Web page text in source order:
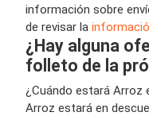
información sobre
de revisar la
¿Hay alguna
folleto de la
¿Cuándo estará Arroz
Arroz estará en